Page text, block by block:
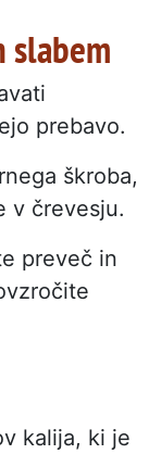
slabem
prebavo.
škroba,
v črevesju.
preveč in
kalija, ki je